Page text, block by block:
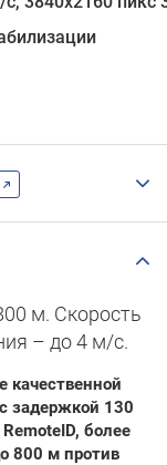
м. Скорость
– до 4 м/с.
качественной
задержкой 130
более
800 м против